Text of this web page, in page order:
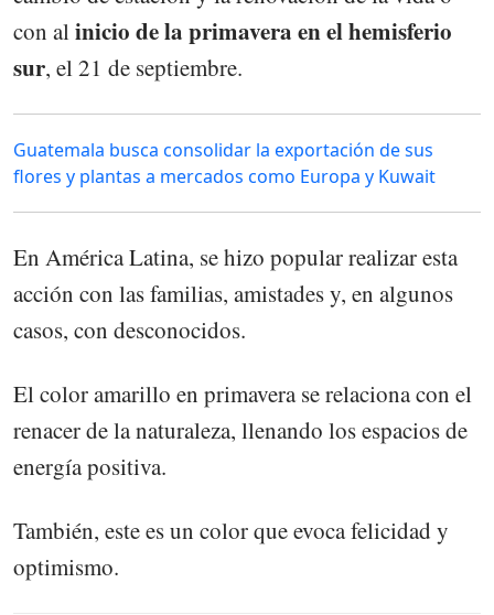
con alinicio de la primavera en el hemisferio
sur, el 21 de septiembre.
Guatemala busca consolidar la exportación de sus
flores y plantas a mercados como Europa y Kuwait
En América Latina, se hizo popular realizar esta
acción con las familias, amistades y, en algunos
casos, con desconocidos.
El color amarillo en primavera se relaciona con el
renacer de la naturaleza, llenando los espacios de
energía positiva.
También, este es un color que evoca felicidad y
optimismo.